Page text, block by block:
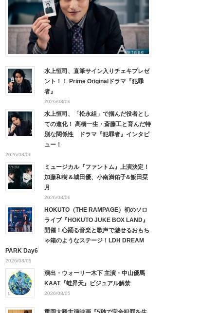
水上恒司、直筆サイン入りチェキプレゼ
ント！！ Prime Originalドラマ『犯罪
者』
2026/08/06
水上恒司、「松永組」で掴んだ役者とし
ての進化！ 高橋一生・斎藤工と育んだ特
別な関係性 ドラマ『犯罪者』インタビ
ュー！
2026/08/06
ミュージカル『ファントム』上演決定！
加藤和樹＆城田優、小南満佑子&飯田栞
月
2026/08/06
HOKUTO（THE RAMPAGE）初のソロ
ライブ『HOKUTO JUKE BOX LAND』
開催！心踊る音楽と歌声で魅せるおもち
ゃ箱のようなステージ！LDH DREAM
PARK Day6
2026/08/05
演出・ウォーリー木下 主演・中山優馬
KAAT『蛙昇天』ビジュアル解禁
2026/08/05